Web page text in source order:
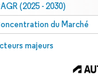
(2025 - 2030)
du Marché
majeurs